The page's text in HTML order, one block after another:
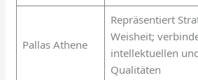
Pallas Athene
Repräsentiert
Weisheit;
intellektuellen
Qualitäten